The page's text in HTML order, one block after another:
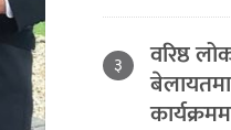
३ वरिष्ठ